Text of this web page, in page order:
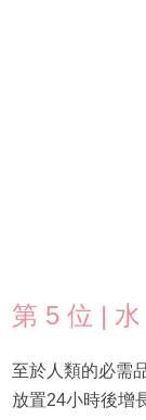
第 5 位 |
至於人類的必需
放置24小時後增